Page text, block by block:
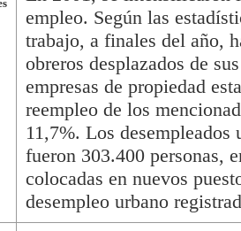
empleo. Según las
trabajo, a finales del año,
obreros desplazados de
empresas de propiedad
reempleo de los
11,7%. Los desempleados
fueron 303.400 personas,
colocadas en nuevos
desempleo urbano